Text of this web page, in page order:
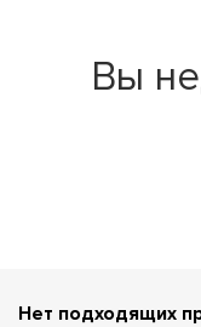
Вы
Нет подходящих